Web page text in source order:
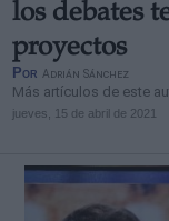
los debates
proyectos
Por Adrián Sánchez
Más artículos de este
jueves, 15 de abril de 2021